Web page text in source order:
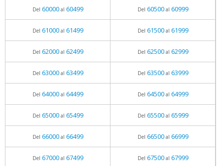
Del 60000al 60499 Del 60500al 60999
Del 61000al 61499 Del 61500al 61999
Del 62000al 62499 Del 62500al 62999
Del 63000al 63499 Del 63500al 63999
Del 64000al 64499 Del 64500al 64999
Del 65000al 65499 Del 65500al 65999
Del 66000al 66499 Del 66500al 66999
Del 67000al 67499 Del 67500al 67999